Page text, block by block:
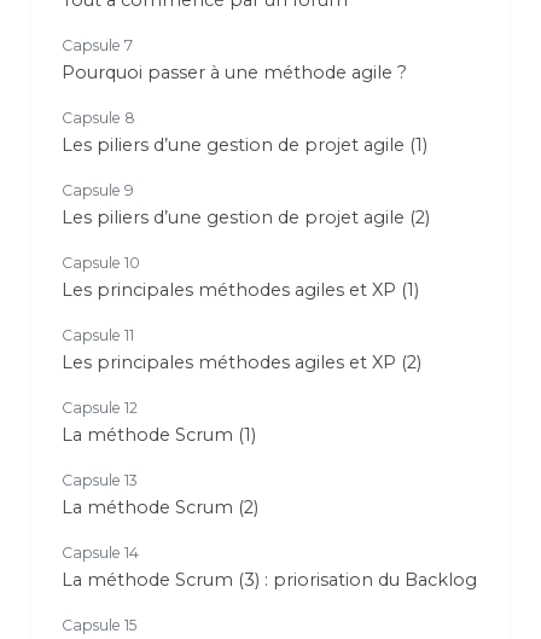
Capsule 7
Pourquoi passer à une méthode agile ?
Capsule 8
Les piliers d’une gestion de projet agile (1)
Capsule 9
Les piliers d’une gestion de projet agile (2)
Capsule 10
Les principales méthodes agiles et XP (1)
Capsule 11
Les principales méthodes agiles et XP (2)
Capsule 12
La méthode Scrum (1)
Capsule 13
La méthode Scrum (2)
Capsule 14
La méthode Scrum (3) : priorisation du Backlog
Capsule 15